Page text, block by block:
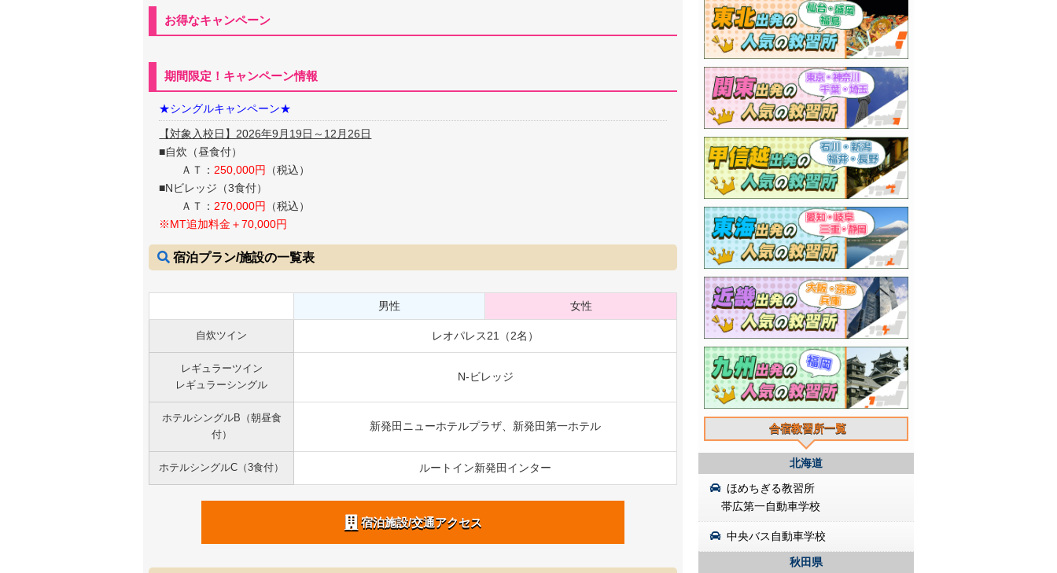
お得なキャンペーン
期間限定！キャンペーン情報
★シングルキャンペーン★
【対象入校日】2026年9月19日～12月26日
■自炊（昼食付）
ＡＴ： 250,000円
（税込）
■Nビレッジ（3食付）
ＡＴ： 270,000円
（税込）
※MT追加料金＋70,000円
宿泊プラン/施設の一覧表
男性 女性
自炊ツイン レオパレス21（2名）
レギュラーツイン
レギュラーシングル
N-ビレッジ
ホテルシングルB（朝昼食
付）
新発田ニューホテルプラザ、新発田第一ホテル
ホテルシングルC（3食付） ルートイン新発田インター
宿泊施設/交通アクセス
合宿教習所一覧
北海道
ほめちぎる教習所
帯広第一自動車学校
中央バス自動車学校
秋田県